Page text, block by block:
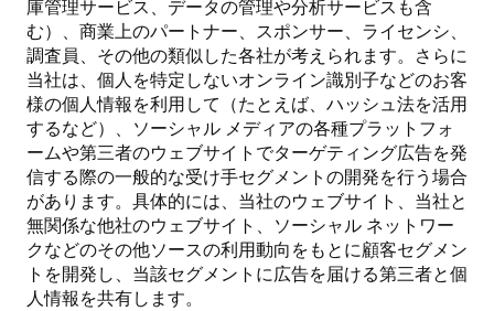
庫管理サービス、データの管理や分析サービスも含
む）、商業上のパートナー、スポンサー、ライセンシ、
調査員、その他の類似した各社が考えられます。さらに
当社は、個人を特定しないオンライン識別子などのお客
様の個人情報を利用して（たとえば、ハッシュ法を活用
するなど）、ソーシャル メディアの各種プラットフォ
ームや第三者のウェブサイトでターゲティング広告を発
信する際の一般的な受け手セグメントの開発を行う場合
があります。具体的には、当社のウェブサイト、当社と
無関係な他社のウェブサイト、ソーシャル ネットワー
クなどのその他ソースの利用動向をもとに顧客セグメン
トを開発し、当該セグメントに広告を届ける第三者と個
人情報を共有します。